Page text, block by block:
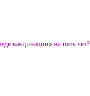
вакцинации» на пять лет?